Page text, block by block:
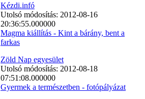
Kézdi.infó
Utolsó módosítás: 2012-08-16
20:36:55.000000
Magma kiállítás - Kint a bárány, bent a
farkas
Zöld Nap egyesület
Utolsó módosítás: 2012-08-18
07:51:08.000000
Gyermek a természetben - fotópályázat